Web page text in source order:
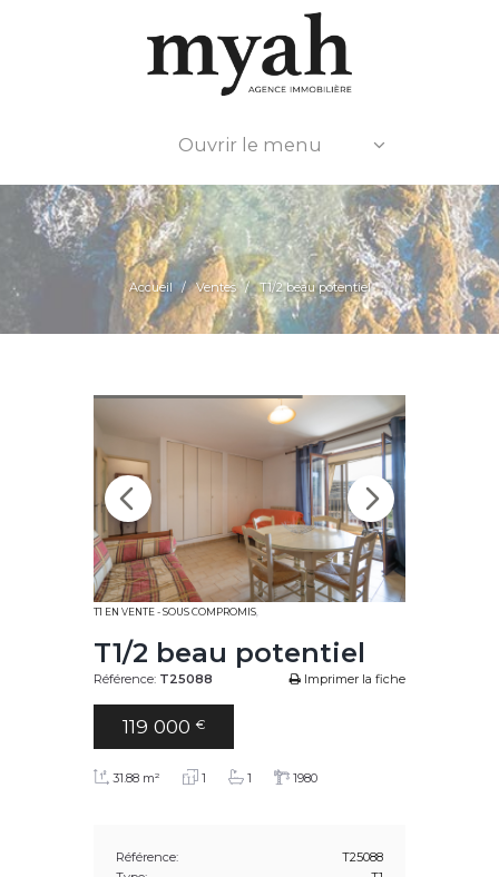
Ouvrir le menu
Accueil Ventes T1/2 beau potentiel
T1 EN VENTE - SOUS COMPROMIS,
T1/2 beau potentiel
Référence: T25088 Imprimer la fiche
119 000 €
31.88 m² 1 1 1980
Référence:
T25088